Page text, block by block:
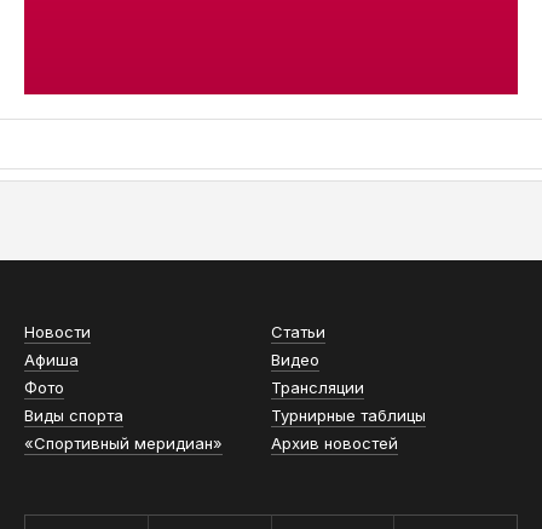
Новости
Статьи
Афиша
Видео
Фото
Трансляции
Виды спорта
Турнирные таблицы
«Спортивный меридиан»
Архив новостей